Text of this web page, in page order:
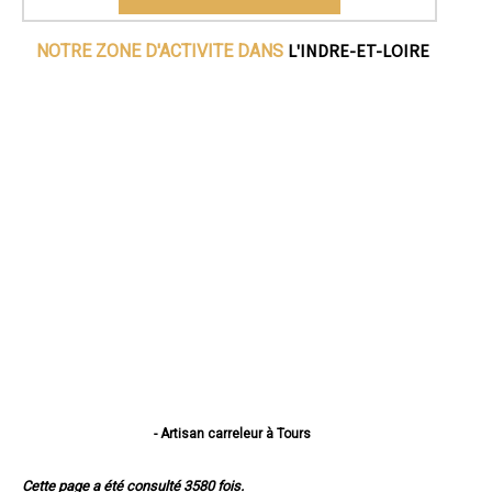
NOTRE ZONE D'ACTIVITE DANS L'INDRE-ET-LOIRE
- Artisan carreleur à Tours
Cette page a été consulté 3580 fois.